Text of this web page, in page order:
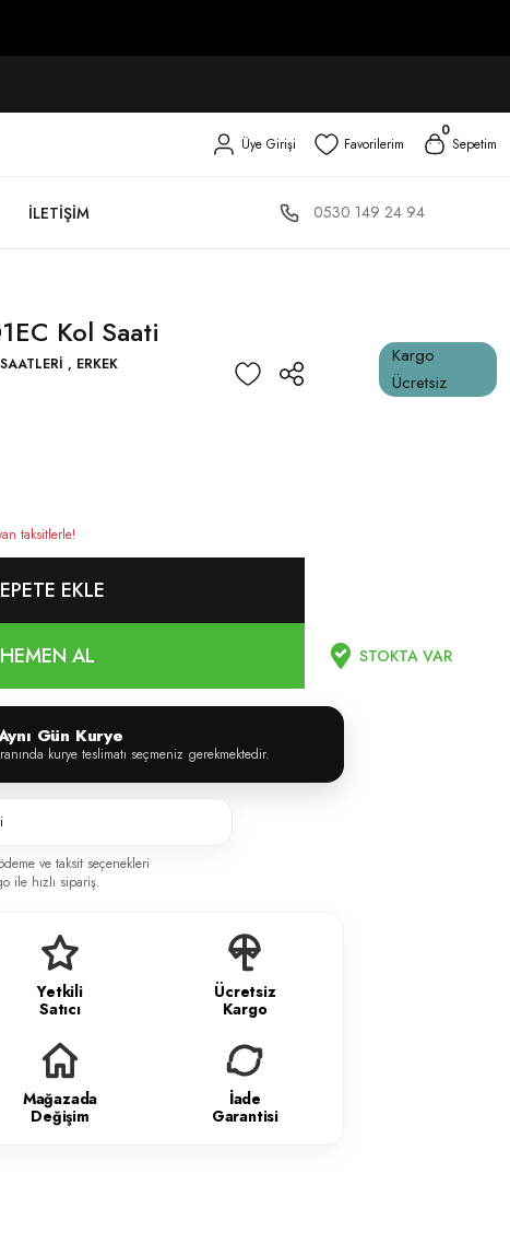
Üye Girişi Favorilerim Sepetim
0
İLETIŞIM 0530 149 24 94
Kol Saati
, ERKEK
Kargo
Ücretsiz
taksitlerle!
EKLE
HEMEN AL STOKTA VAR
Gün Kurye
kurye teslimatı seçmeniz gerekmektedir.
ve taksit seçenekleri
ile hızlı sipariş.
Yetkili
Satıcı
Ücretsiz
Kargo
Mağazada
Değişim
İade
Garantisi